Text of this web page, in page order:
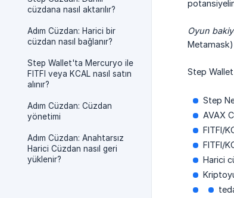
cüzdana nasıl aktarılır?
Adım Cüzdan: Harici bir
cüzdan nasıl bağlanır?
Step Wallet'ta Mercuryo ile
FITFI veya KCAL nasıl satın
alınır?
Adım Cüzdan: Cüzdan
yönetimi
Adım Cüzdan: Anahtarsız
Harici Cüzdan nasıl geri
yüklenir?
Oyun
Metamask)
Step Wallet
Step
AVAX
FITFI/
FITFI/
Harici